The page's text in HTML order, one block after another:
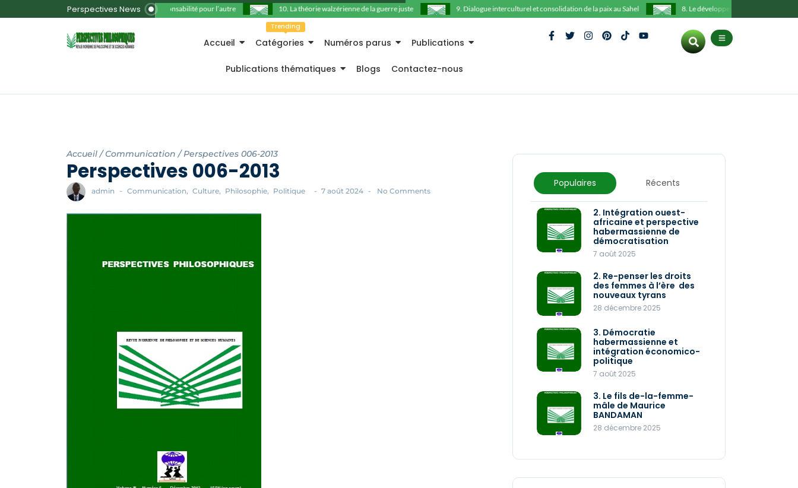
Perspectives News11. La responsabilité pour l’autre 10. La théorie walzérienne de la guerre juste 9. Dialogue interculturel et consolidation de la paix au Sahel 8. Le développement social et humain des
Accueil Catégories
Trending
Numéros parus Publications
Publications thématiques Blogs Contactez-nous
Accueil / Communication / Perspectives 006-2013
Perspectives 006-2013
admin - Communication, Culture, Philosophie, Politique - 7 août 2024 - No Comments
Populaires Récents
2. Intégration ouest-
africaine et perspective
habermassienne de
démocratisation
7 août 2025
2. Re-penser les droits
des femmes à l’ère des
nouveaux tyrans
28 décembre 2025
3. Démocratie
habermassienne et
intégration économico-
politique
7 août 2025
3. Le fils de-la-femme-
mâle de Maurice
BANDAMAN
28 décembre 2025
3. Le fils de-la-femme-
mâle de Maurice
BANDAMAN
28 décembre 2025
des femmes à l’ère des
nouveaux tyrans
28 décembre 2025
de la crise écologique
28 décembre 2025
philosophiques 030
2025
27 décembre 2025